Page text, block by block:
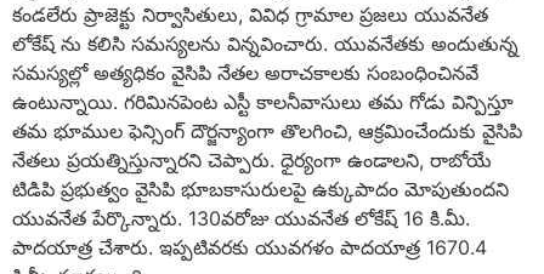
కండలేరు ప్రాజెక్టు నిర్వాసితులు, వివిధ గ్రామాల ప్రజలు యువనేత
లోకేష్ ను కలిసి సమస్యలను విన్నవించారు. యువనేతకు అందుతున్న
సమస్యల్లో అత్యధికం వైసిపి నేతల అరాచకాలకు సంబంధించినవే
ఉంటున్నాయి. గరిమినపెంట ఎస్టీ కాలనీవాసులు తమ గోడు విన్పిస్తూ
తమ భూముల ఫెన్సింగ్ దౌర్జన్యాంగా తొలగించి, ఆక్రమించేందుకు వైసిపి
నేతలు ప్రయత్నిస్తున్నారని చెప్పారు. ధైర్యంగా ఉండాలని, రాబోయే
టిడిపి ప్రభుత్వం వైసిపి భూబకాసురులపై ఉక్కుపాదం మోపుతుందని
యువనేత పేర్కొన్నారు. 130వరోజు యువనేత లోకేష్ 16 కి.మీ.
పాదయాత్ర చేశారు. ఇప్పటివరకు యువగళం పాదయాత్ర 1670.4